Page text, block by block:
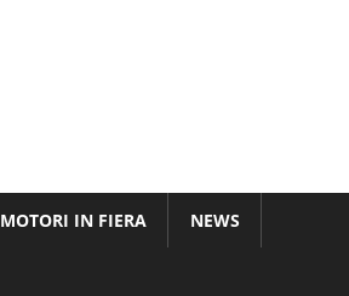
MOTORI IN FIERA NEWS